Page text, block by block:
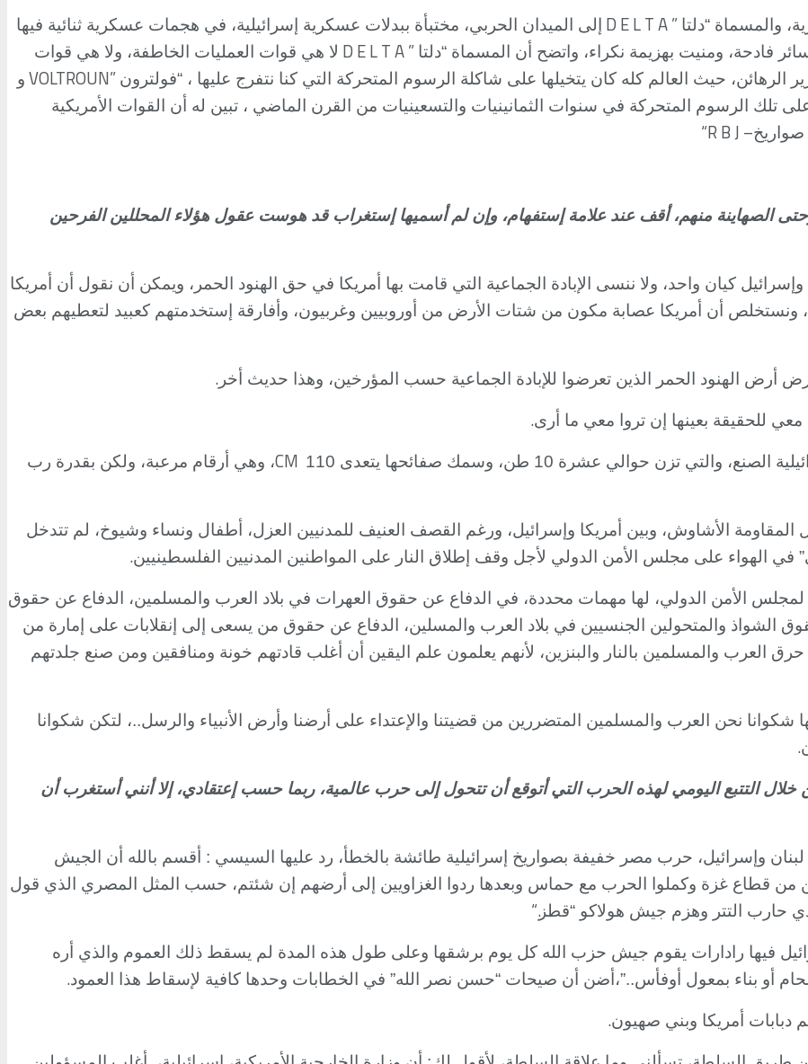
والمسماة “دلتا D E L T A ” إلى الميدان الحربي، مختبأة ببدلات عسكرية إسرائيلية، في هجمات عسكرية ثنائية فيها
فادحة، ومنيت بهزيمة نكراء، واتضح أن المسماة “دلتا D E L T A ” لا هي قوات العمليات الخاطفة، ولا هي قوات
الرهائن، حيث العالم كله كان يتخيلها على شاكلة الرسوم المتحركة التي كنا نتفرج عليها ، “فولترون VOLTROUN” و
تلك الرسوم المتحركة في سنوات الثمانينيات والتسعينيات من القرن الماضي ، تبين له أن القوات الأمريكية
“R B J –
الصهاينة منهم، أقف عند علامة إستفهام، وإن لم أسميها إستغراب قد هوست عقول هؤلاء المحللين الفرحين
كيان واحد، ولا ننسى الإبادة الجماعية التي قامت بها أمريكا في حق الهنود الحمر، ويمكن أن نقول أن أمريكا
ونستخلص أن أمريكا عصابة مكون من شتات الأرض من أوروبيين وغربيون، وأفارقة إستخدمتهم كعبيد لتعطيهم بعض
أرض الهنود الحمر الذين تعرضوا للإبادة الجماعية حسب المؤرخين، وهذا حديث أخر .
معي للحقيقة بعينها إن تروا معي ما أرى.
تزن حوالي عشرة 10 طن، وسمك صفائحها يتعدى 110 CM، وهي أرقام مرعبة، ولكن بقدرة رب
الأشاوش، وبين أمريكا وإسرائيل، ورغم القصف العنيف للمدنيين العزل، أطفال ونساء وشيوخ، لم تتدخل
في الهواء على مجلس الأمن الدولي لأجل وقف إطلاق النار على المواطنين المدنيين الفلسطينيين.
لمجلس الأمن الدولي، لها مهمات محددة، في الدفاع عن حقوق العهرات في بلاد العرب والمسلمين، الدفاع عن حقوق
الشواذ والمتحولين الجنسيين في بلاد العرب والمسلين، الدفاع عن حقوق من يسعى إلى إنقلابات على إمارة من
العرب والمسلمين بالنار والبنزين، لأنهم يعلمون علم اليقين أن أغلب قادتهم خونة ومنافقين ومن صنع جلدتهم
شكوانا نحن العرب والمسلمين المتضررين من قضيتنا والإعتداء على أرضنا وأرض الأنبياء والرسل..، لتكن شكوانا
.
التتبع اليومي لهذه الحرب التي أتوقع أن تتحول إلى حرب عالمية، ربما حسب إعتقادي، إلا أنني أستغرب أن
وإسرائيل، حرب مصر خفيفة بصواريخ إسرائيلية طائشة بالخطأ، رد عليها السيسي : أقسم بالله أن الجيش
من قطاع غزة وكملوا الحرب مع حماس وبعدها ردوا الغزاويين إلى أرضهم إن شئتم، حسب المثل المصري الذي قول
حارب التتر وهزم جيش هولاكو “قطز“.
فيها رادارات يقوم جيش حزب الله كل يوم برشقها وعلى طول هذه المدة لم يسقط ذلك العموم والذي أره
أو بناء بمعول أوفأس..”،أضن أن صيحات “حسن نصر الله” في الخطابات وحدها كافية لإسقاط هذا العمود.
أمريكا وبني صهيون.